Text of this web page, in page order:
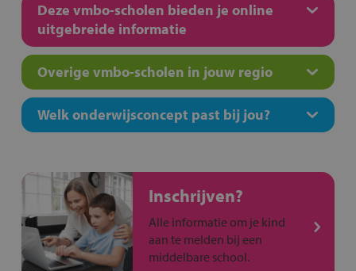
Deze vmbo-scholen bieden je online
uitgebreide informatie
Overige vmbo-scholen in jouw regio
Welk onderwijsconcept past bij jou?
Inschrijven?
Alle informatie om je kind
aan te melden bij een
middelbare school.